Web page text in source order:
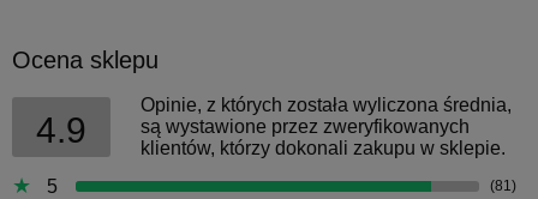
Ocena sklepu
4.9
Opinie, z których została wyliczona średnia,
są wystawione przez zweryfikowanych
klientów, którzy dokonali zakupu w sklepie.
5
(81)